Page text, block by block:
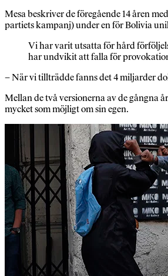
Mesa beskriver de föregående 14 åren
partiets kampanj) under en för Bolivia
Vi har varit utsatta för hård
har undvikit att falla för
– När vi tillträdde fanns det 4 miljarder
Mellan de två versionerna av de gångna
mycket som möjligt om sin egen.